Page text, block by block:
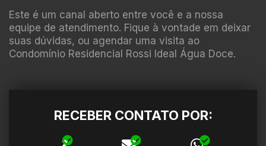
Este é um canal aberto entre você e a nossa
equipe de atendimento. Fique à vontade em deixar
suas dúvidas, ou agendar uma visita ao
Condomínio Residencial Rossi Ideal Água Doce.
RECEBER CONTATO POR: